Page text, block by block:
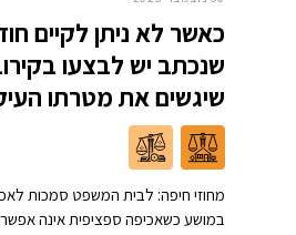
כאשר לא ניתן לקיים
שנכתב יש לבצעו
שיגשים את מטרתו
מחוזי חיפה: לבית המשפט סמכות
במושע כשאכיפה ספציפית אינה